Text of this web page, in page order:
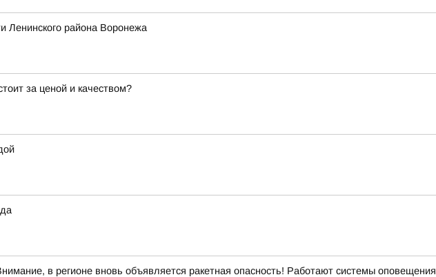
Ленинского района Воронежа
за ценой и качеством?
в регионе вновь объявляется ракетная опасность! Работают системы оповещения